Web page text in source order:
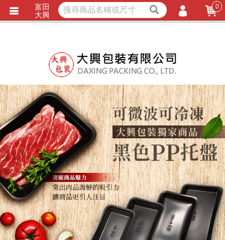
立即詢價 LINE詢問
富田
大興
0
會員註冊
忘記密碼
訂單查詢
TRACK LISTING追 / 蹤 / 清 / 單
匯款通知
獨家商品 耐熱內襯